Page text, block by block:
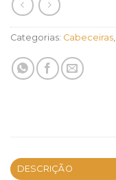
Categorias: Cabeceiras,
DESCRIÇÃO